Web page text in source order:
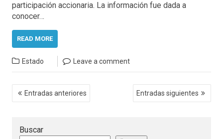
participación accionaria. La información fue dada a
conocer…
READ MORE
Estado Leave a comment
Navegación
de Entradas anteriores Entradas siguientes
Buscar